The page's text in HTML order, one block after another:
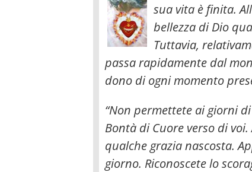
sua vita è finita.
bellezza di Dio
Tuttavia,
passa rapidamente dal
dono di ogni momento
“Non permettete ai giorni
Bontà di Cuore verso di
qualche grazia nascosta.
giorno. Riconoscete lo